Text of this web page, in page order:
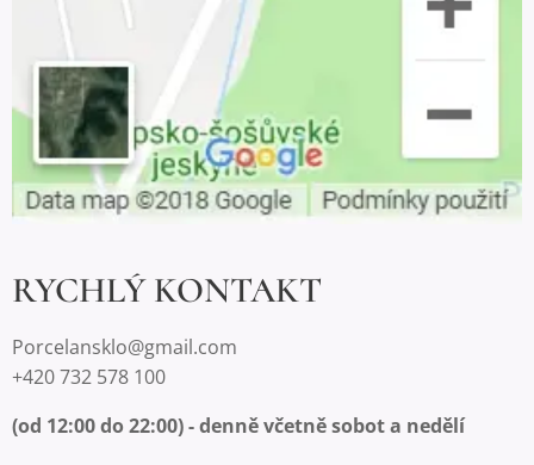
RYCHLÝ KONTAKT
Porcelansklo@gmail.com
+420 732 578 100
(od 12:00 do 22:00) - denně včetně sobot a nedělí